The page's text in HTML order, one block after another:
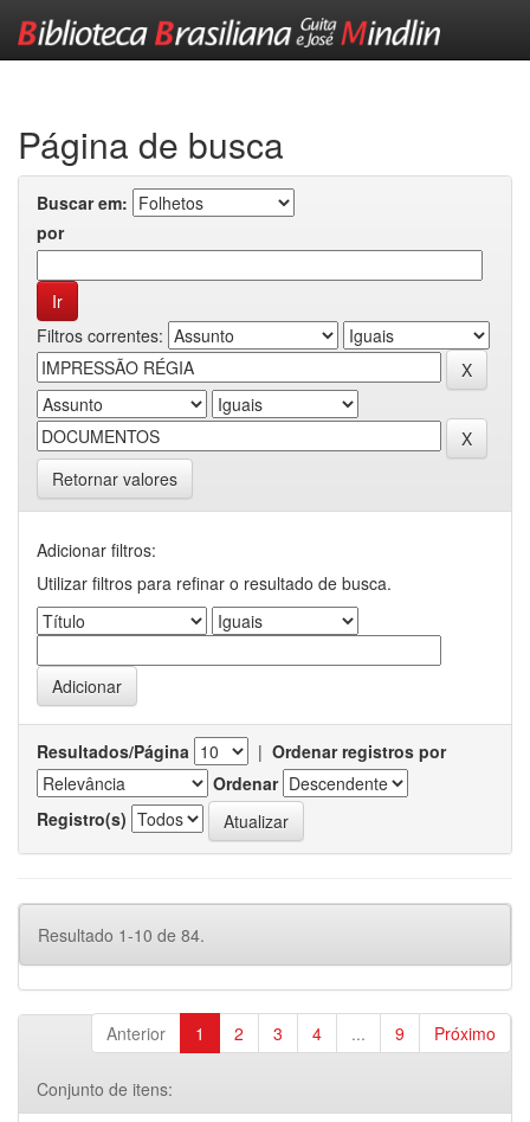
Página de busca
Buscar em:
por
Filtros correntes:
Retornar valores
Adicionar filtros:
Utilizar filtros para refinar o resultado de busca.
Resultados/Página | Ordenar registros por
Ordenar
Registro(s)
Resultado 1-10 de 84.
Anterior 1 2 3 4 ... 9 Próximo
Conjunto de itens: